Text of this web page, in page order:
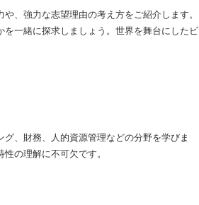
、強力な志望理由の考え方をご紹介します。
一緒に探求しましょう。世界を舞台にしたビ
、財務、人的資源管理などの分野を学びま
の理解に不可欠です。